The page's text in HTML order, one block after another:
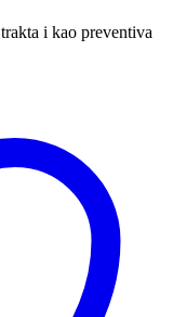
i kao preventiva